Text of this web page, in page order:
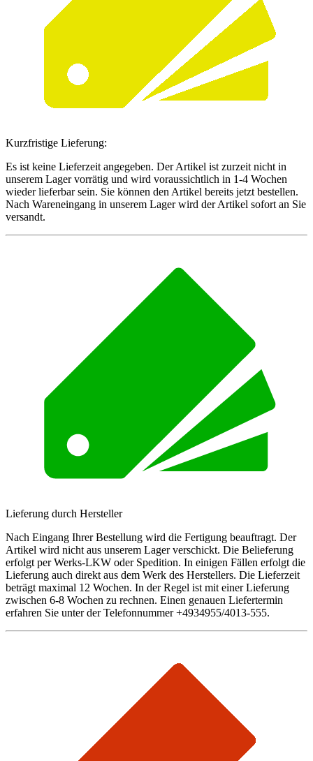
Kurzfristige Lieferung:
Es ist keine Lieferzeit angegeben. Der Artikel ist zurzeit nicht in
unserem Lager vorrätig und wird voraussichtlich in 1-4 Wochen
wieder lieferbar sein. Sie können den Artikel bereits jetzt bestellen.
Nach Wareneingang in unserem Lager wird der Artikel sofort an Sie
versandt.
Lieferung durch Hersteller
Nach Eingang Ihrer Bestellung wird die Fertigung beauftragt. Der
Artikel wird nicht aus unserem Lager verschickt. Die Belieferung
erfolgt per Werks-LKW oder Spedition. In einigen Fällen erfolgt die
Lieferung auch direkt aus dem Werk des Herstellers. Die Lieferzeit
beträgt maximal 12 Wochen. In der Regel ist mit einer Lieferung
zwischen 6-8 Wochen zu rechnen. Einen genauen Liefertermin
erfahren Sie unter der Telefonnummer +4934955/4013-555.